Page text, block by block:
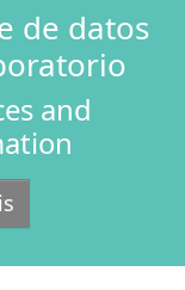
de datos
and